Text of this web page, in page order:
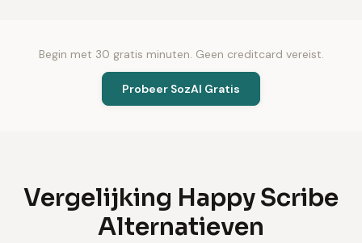
Begin met 30 gratis minuten. Geen creditcard vereist.
Probeer SozAI Gratis
Vergelijking Happy Scribe
Alternatieven